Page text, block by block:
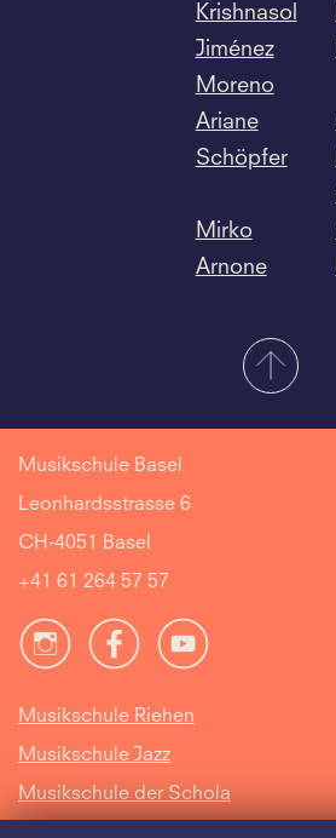
Krishnasol
Jiménez
Moreno
Ariane
Schöpfer
Mirko
Arnone
Musikschule Basel
Leonhardsstrasse 6
CH-4051 Basel
+41 61 264 57 57
Musikschule Riehen
Musikschule Jazz
Musikschule der Schola